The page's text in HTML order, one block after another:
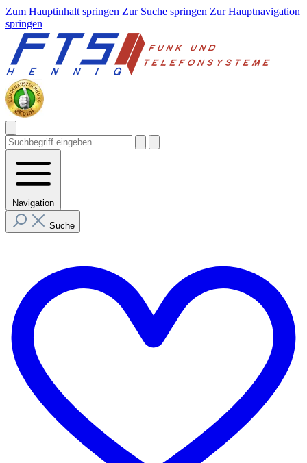
Zum Hauptinhalt springen Zur Suche springen Zur Hauptnavigation
springen
Navigation
Suche